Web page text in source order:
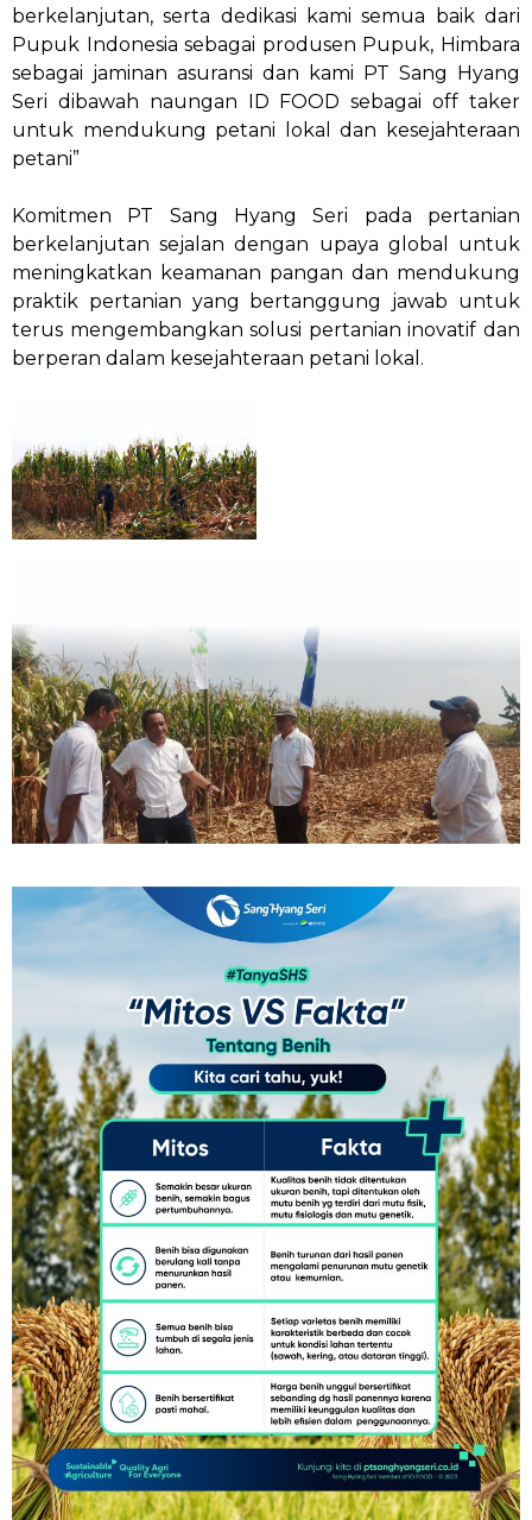
berkelanjutan, serta dedikasi kami semua baik dari
Pupuk Indonesia sebagai produsen Pupuk, Himbara
sebagai jaminan asuransi dan kami PT Sang Hyang
Seri dibawah naungan ID FOOD sebagai off taker
untuk mendukung petani lokal dan kesejahteraan
petani”
Komitmen PT Sang Hyang Seri pada pertanian
berkelanjutan sejalan dengan upaya global untuk
meningkatkan keamanan pangan dan mendukung
praktik pertanian yang bertanggung jawab untuk
terus mengembangkan solusi pertanian inovatif dan
berperan dalam kesejahteraan petani lokal.